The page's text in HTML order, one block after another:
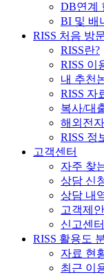
DB연계
BI 및 배
RISS 처음 방
RISS란?
RISS 이
내 추천
RISS 자
복사/대
해외전
RISS 정
고객센터
자주 찾
상담 신
상담 내
고객제안
신고센터
RISS 활용도
자료 현
최근 이